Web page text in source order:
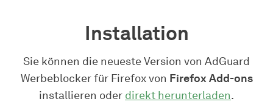
Installation
Sie können die neueste Version von AdGuard
Werbeblocker für Firefox von Firefox Add-ons
installieren oder direkt herunterladen.